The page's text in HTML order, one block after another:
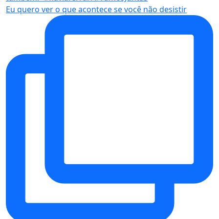
Eu quero ver o que acontece se você não desistir